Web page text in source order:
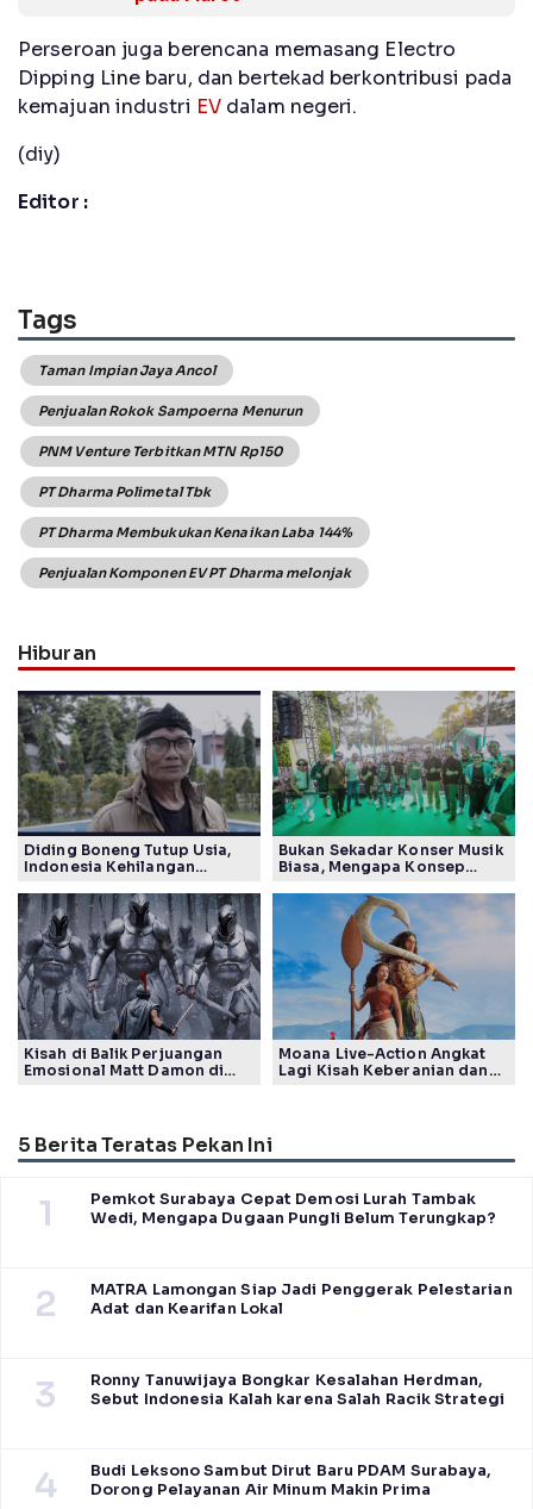
Perseroan juga berencana memasang Electro
Dipping Line baru, dan bertekad berkontribusi pada
kemajuan industri EV dalam negeri.
(diy)
Editor :
Tags
Taman Impian Jaya Ancol
Penjualan Rokok Sampoerna Menurun
PNM Venture Terbitkan MTN Rp150
PT Dharma Polimetal Tbk
PT Dharma Membukukan Kenaikan Laba 144%
Penjualan Komponen EV PT Dharma melonjak
Hiburan
Diding Boneng Tutup Usia,
Indonesia Kehilangan
Generasi
Bukan Sekadar Konser Musik
Biasa, Mengapa Konsep
Tuai Pujian Banyak Pihak
Kisah di Balik Perjuangan
Emosional Matt Damon di
Moana Live-Action Angkat
Lagi Kisah Keberanian dan
5 Berita Teratas Pekan Ini
1
Pemkot Surabaya Cepat Demosi Lurah Tambak
Wedi, Mengapa Dugaan Pungli Belum Terungkap?
2
MATRA Lamongan Siap Jadi Penggerak Pelestarian
Adat dan Kearifan Lokal
3
Ronny Tanuwijaya Bongkar Kesalahan Herdman,
Sebut Indonesia Kalah karena Salah Racik Strategi
4
Budi Leksono Sambut Dirut Baru PDAM Surabaya,
Dorong Pelayanan Air Minum Makin Prima